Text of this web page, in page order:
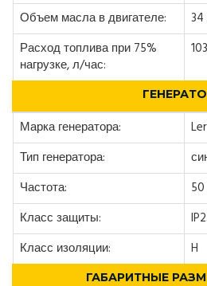
Объем масла в двигателе:
Расход топлива при 75%
нагрузке, л/час:
Марка генератора:
Тип генератора:
Частота:
Класс защиты:
Класс изоляции:
H
ГАБАРИТНЫЕ